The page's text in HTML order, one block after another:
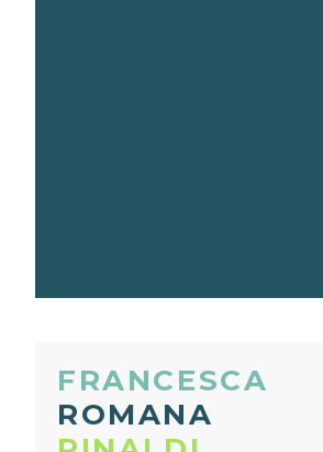
FRANCESCA
ROMANA